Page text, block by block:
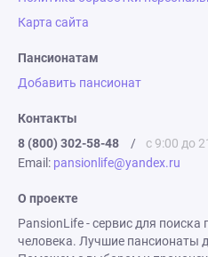
Карта сайта
Пансионатам
Добавить пансионат
Контакты
8 (800) 302-58-48
/ с 9:00 до
Email: pansionlife@yandex.ru
О проекте
PansionLife - сервис для
человека. Лучшие пансионаты